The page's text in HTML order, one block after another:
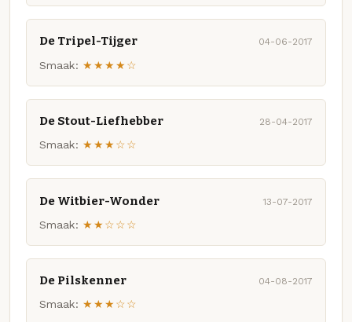
De Tripel-Tijger 04-06-2017
Smaak: ★★★★☆
De Stout-Liefhebber 28-04-2017
Smaak: ★★★☆☆
De Witbier-Wonder 13-07-2017
Smaak: ★★☆☆☆
De Pilskenner 04-08-2017
Smaak: ★★★☆☆